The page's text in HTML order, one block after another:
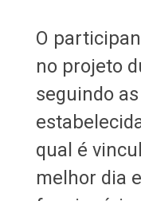
O
no projeto
seguindo
qual é
melhor dia